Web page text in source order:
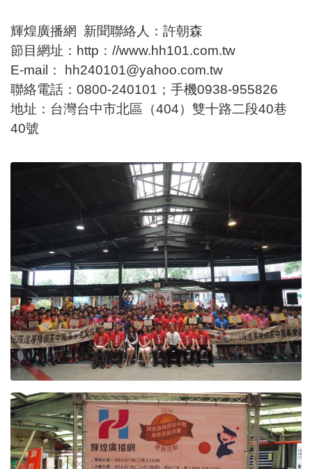
輝煌廣播網 新聞聯絡人：許朝森
節目網址：http：//www.hh101.com.tw
E-mail：
hh240101@yahoo.com.tw
聯絡電話：0800-240101；手機0938-955826
地址：台灣台中市北區（404）雙十路二段40巷
40號